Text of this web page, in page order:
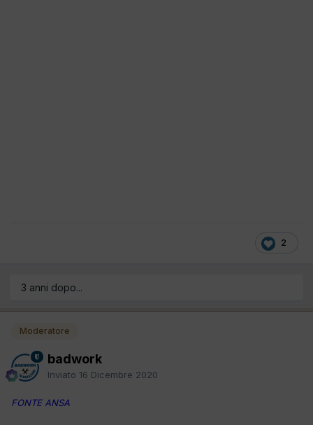
2
3 anni dopo...
Moderatore
badwork
Inviato 16 Dicembre 2020
FONTE ANSA